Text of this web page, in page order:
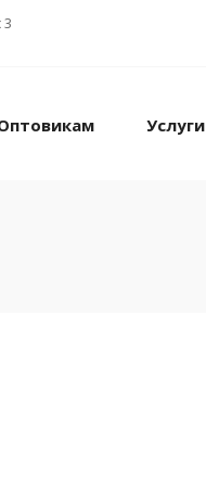
Услуги